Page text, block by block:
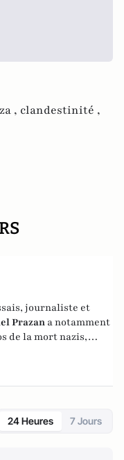
, clandestinité ,
journaliste et
Prazan a notamment
de la mort nazis,
(1945-2011)
suite à son
24 Heures 7 Jours